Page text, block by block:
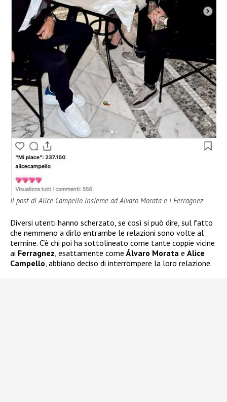
Il post di Alice Campello insieme ad Alvaro Morata e i Ferragnez
Diversi utenti hanno scherzato, se così si può dire, sul fatto
che nemmeno a dirlo entrambe le relazioni sono volte al
termine. C’è chi poi ha sottolineato come tante coppie vicine
ai Ferragnez , esattamente come Álvaro Morata e Alice
Campello , abbiano deciso di interrompere la loro relazione.